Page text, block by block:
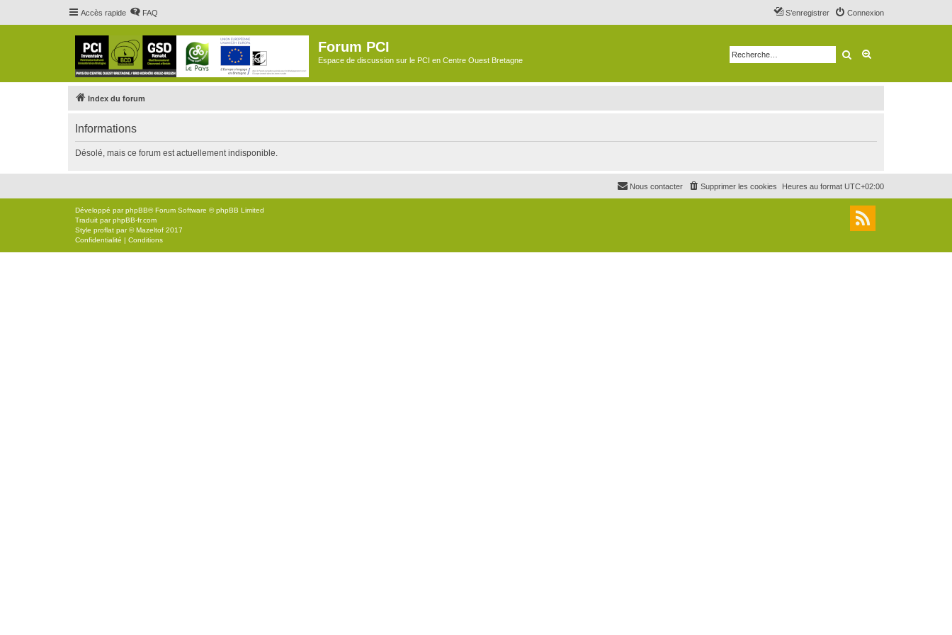
Accès rapide FAQ Connexion
S’enregistrer
Forum PCI
Espace de discussion sur le PCI en Centre Ouest Bretagne Rechercher
Index du forum
Informations
Désolé, mais ce forum est actuellement indisponible.
Heures au format UTC+02:00
Supprimer les cookies
Nous contacter
Développé parphpBB® Forum Software © phpBB Limited
Traduit parphpBB-fr.com
Style proflat par ©Mazeltof 2017
Confidentialité | Conditions